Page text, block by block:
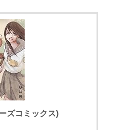
ズコミックス)